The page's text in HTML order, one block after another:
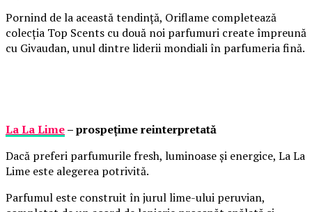
Pornind de la această tendință, Oriflame completează
colecția Top Scents cu două noi parfumuri create împreună
cu Givaudan, unul dintre liderii mondiali în parfumeria fină.
La La Lime– prospețime reinterpretată
Dacă preferi parfumurile fresh, luminoase și energice, La La
Lime este alegerea potrivită.
Parfumul este construit în jurul lime-ului peruvian,